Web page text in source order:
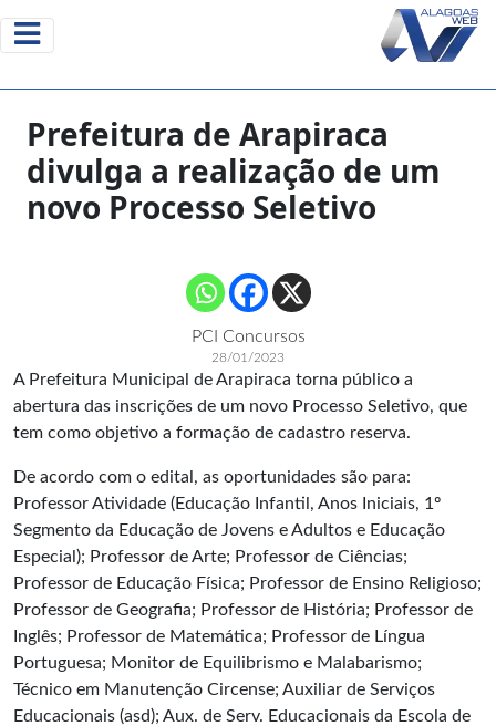
Prefeitura de Arapiraca
divulga a realização de um
novo Processo Seletivo
PCI Concursos
28/01/2023
A Prefeitura Municipal de Arapiraca torna público a
abertura das inscrições de um novo Processo Seletivo, que
tem como objetivo a formação de cadastro reserva.
De acordo com o edital, as oportunidades são para:
Professor Atividade (Educação Infantil, Anos Iniciais, 1º
Segmento da Educação de Jovens e Adultos e Educação
Especial); Professor de Arte; Professor de Ciências;
Professor de Educação Física; Professor de Ensino Religioso;
Professor de Geografia; Professor de História; Professor de
Inglês; Professor de Matemática; Professor de Língua
Portuguesa; Monitor de Equilibrismo e Malabarismo;
Técnico em Manutenção Circense; Auxiliar de Serviços
Educacionais (asd); Aux. de Serv. Educacionais da Escola de